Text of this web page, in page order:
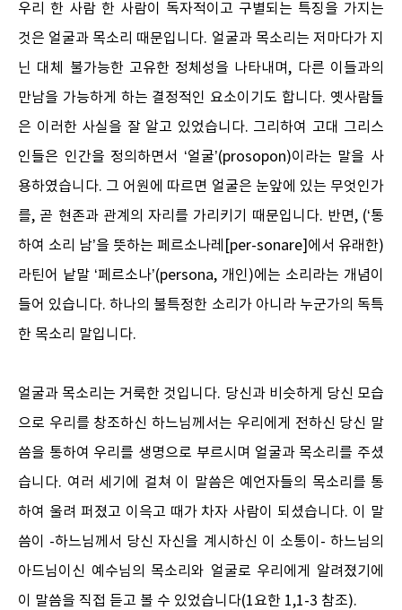
우리 한 사람 한 사람이 독자적이고 구별되는 특징을 가지는
것은 얼굴과 목소리 때문입니다. 얼굴과 목소리는 저마다가 지
닌 대체 불가능한 고유한 정체성을 나타내며, 다른 이들과의
만남을 가능하게 하는 결정적인 요소이기도 합니다. 옛사람들
은 이러한 사실을 잘 알고 있었습니다. 그리하여 고대 그리스
인들은 인간을 정의하면서 ‘얼굴’(prosopon)이라는 말을 사
용하였습니다. 그 어원에 따르면 얼굴은 눈앞에 있는 무엇인가
를, 곧 현존과 관계의 자리를 가리키기 때문입니다. 반면, (‘통
하여 소리 남’을 뜻하는 페르소나레[per-sonare]에서 유래한)
라틴어 낱말 ‘페르소나’(persona, 개인)에는 소리라는 개념이
들어 있습니다. 하나의 불특정한 소리가 아니라 누군가의 독특
한 목소리 말입니다.
얼굴과 목소리는 거룩한 것입니다. 당신과 비슷하게 당신 모습
으로 우리를 창조하신 하느님께서는 우리에게 전하신 당신 말
씀을 통하여 우리를 생명으로 부르시며 얼굴과 목소리를 주셨
습니다. 여러 세기에 걸쳐 이 말씀은 예언자들의 목소리를 통
하여 울려 퍼졌고 이윽고 때가 차자 사람이 되셨습니다. 이 말
씀이 -하느님께서 당신 자신을 계시하신 이 소통이- 하느님의
아드님이신 예수님의 목소리와 얼굴로 우리에게 알려졌기에
이 말씀을 직접 듣고 볼 수 있었습니다(1요한 1,1-3 참조).